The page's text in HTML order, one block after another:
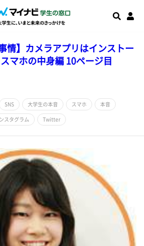
情】カメラアプリはインストー
マホの中身編 10ページ目
SNS 大学生の本音 スマホ 本音
スタグラム Twitter